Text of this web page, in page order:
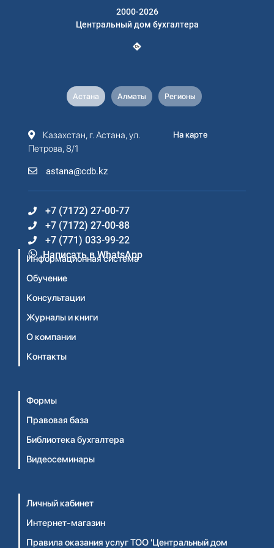
2000-2026
Центральный дом бухгалтера
Астана Алматы Регионы
Казахстан, г. Астана, ул.
Петрова, 8/1
astana@cdb.kz
На карте
+7 (7172) 27-00-77
+7 (7172) 27-00-88
+7 (771) 033-99-22
Написать в WhatsApp
Информационная система
Обучение
Консультации
Журналы и книги
О компании
Контакты
Формы
Правовая база
Библиотека бухгалтера
Видеосеминары
Личный кабинет
Интернет-магазин
Правила оказания услуг ТОО 'Центральный дом